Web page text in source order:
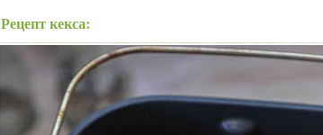
Рецепт кекса: